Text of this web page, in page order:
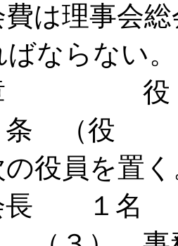
は理事会
ならない。
章
条 （役
役員を置く
会長